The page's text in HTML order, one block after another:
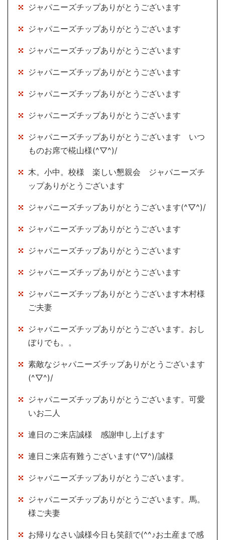
ジャパニーズチップありがとうございます
ジャパニーズチップありがとうございます
ジャパニーズチップありがとうございます
ジャパニーズチップありがとうございます
ジャパニーズチップありがとうございます
ジャパニーズチップありがとうございます
ジャパニーズチップありがとうございます いつ
ものお席で椛山様(^▽^)/
木。小中。校様 楽しい懇親会 ジャパニーズチ
ップありがとうございます
ジャパニーズチップありがとうございます(^▽^)/
ジャパニーズチップありがとうございます
ジャパニーズチップありがとうございます
ジャパニーズチップありがとうございます
ジャパニーズチップありがとうございます木村様
ご夫妻
ジャパニーズチップありがとうございます。おし
ぼりでも。。
素敵なジャパニーズチップありがとうございます
(^▽^)/
ジャパニーズチップありがとうございます。可愛
いお二人
連日のご来店誠様 感謝申し上げます
連日ご来店有難うございます(^▽^)/誠様
ジャパニーズチップありがとうございます。
ジャパニーズチップありがとうございます。馬。
様ご夫妻
お帰りなさい誠様今日も笑顔で(^^♪お土産まで感